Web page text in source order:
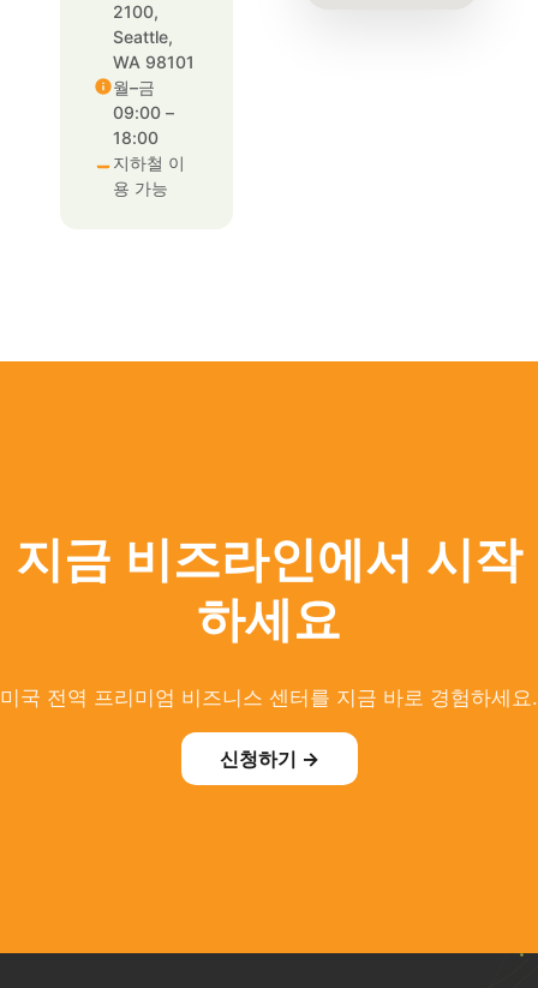
2100,
Seattle,
WA 98101
월–금
09:00 –
18:00
지하철 이
용 가능
지금 비즈라인에서 시작
하세요
미국 전역 프리미엄 비즈니스 센터를 지금 바로 경험하세요.
신청하기 →